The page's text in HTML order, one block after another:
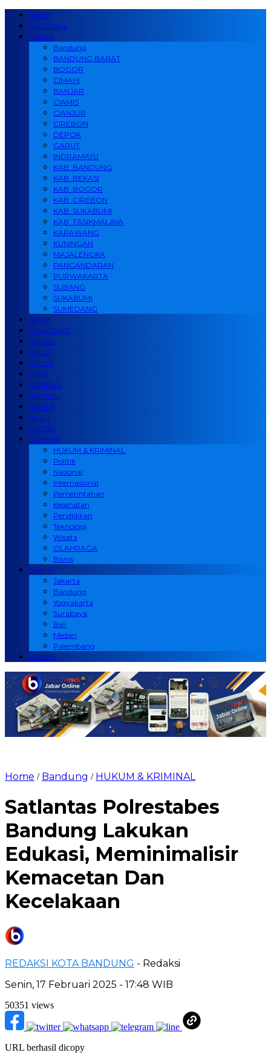
Home
NASIONAL
JABAR
Bandung
BANDUNG BARAT
BOGOR
CIMAHI
BANJAR
CIAMIS
CIANJUR
CIREBON
DEPOK
GARUT
INDRAMAYU
KAB. BANDUNG
KAB. BEKASI
KAB. BOGOR
KAB. CIREBON
KAB. SUKABUMI
KAB. TASIKMALAYA
KARAWANG
KUNINGAN
MAJALENGKA
PANGANDARAN
PURWAKARTA
SUBANG
SUKABUMI
SUMEDANG
JATIM
MAKASSAR
SULSEL
SULUT
SULUT
RIAU
SUMBAR
SUMSEL
SUMUT
ACEH
KALTIM
LAINNYA
HUKUM & KRIMINAL
Politik
Nasional
Internasional
Pemerintahan
Kesehatan
Pendidikan
Teknologi
Wisata
OLAHRAGA
Bisnis
Daerah
Jakarta
Bandung
Yogyakarta
Surabaya
Bali
Medan
Palembang
Redaksi
Home / Bandung / HUKUM & KRIMINAL
Satlantas Polrestabes
Bandung Lakukan
Edukasi, Meminimalisir
Kemacetan Dan
Kecelakaan
REDAKSI KOTA BANDUNG - Redaksi
Senin, 17 Februari 2025 - 17:48 WIB
50351 views
URL berhasil dicopy